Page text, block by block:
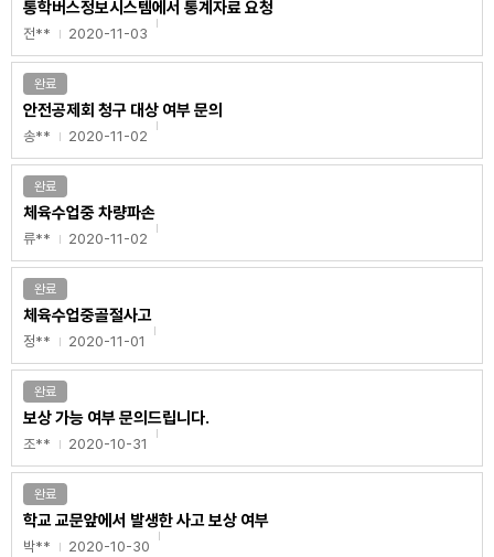
통학버스정보시스템에서 통계자료 요청
전** 2020-11-03
완료
안전공제회 청구 대상 여부 문의
송** 2020-11-02
완료
체육수업중 차량파손
류** 2020-11-02
완료
체육수업중골절사고
정** 2020-11-01
완료
보상 가능 여부 문의드립니다.
조** 2020-10-31
완료
학교 교문앞에서 발생한 사고 보상 여부
박** 2020-10-30